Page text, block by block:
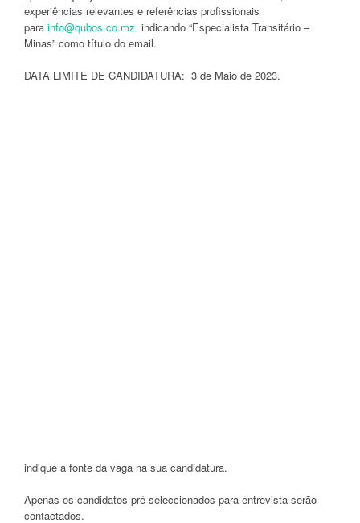
experiências relevantes e referências profissionais
para info@qubos.co.mz indicando “Especialista Transitário –
Minas” como título do email.
DATA LIMITE DE CANDIDATURA: 3 de Maio de 2023.
indique a fonte da vaga na sua candidatura.
Apenas os candidatos pré-seleccionados para entrevista serão
contactados.